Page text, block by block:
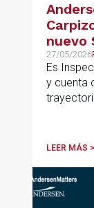
nuevo
27/05/2026
Es
y cuenta
LEER MÁS